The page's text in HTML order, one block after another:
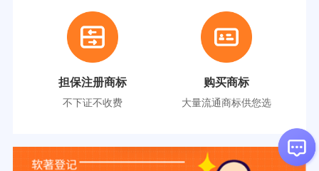
担保注册商标
不下证不收费
购买商标
大量流通商标供您选